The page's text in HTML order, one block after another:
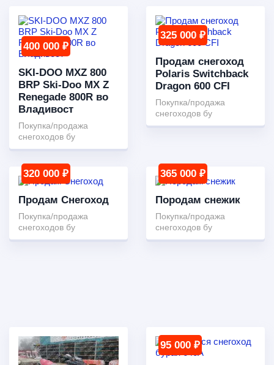
400 000 ₽
SKI-DOO MXZ 800
BRP Ski-Doo MX Z
Renegade 800R во
Владивост
Покупка/продажа
снегоходов бу
325 000 ₽
Продам снегоход
Polaris Switchback
Dragon 600 CFI
Покупка/продажа
снегоходов бу
320 000 ₽
Продам Снегоход
Покупка/продажа
снегоходов бу
365 000 ₽
Породам снежик
Покупка/продажа
снегоходов бу
95 000 ₽